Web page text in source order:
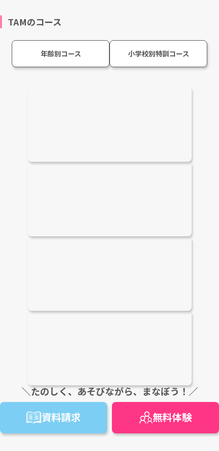
TAMのコース
年齢別コース 小学校別特訓コース
＼たのしく、あそびながら、まなぼう！／
資料請求 無料体験